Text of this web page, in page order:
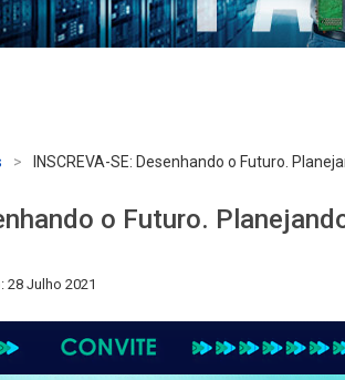
> INSCREVA-SE: Desenhando o Futuro.
o Futuro.
28 Julho 2021